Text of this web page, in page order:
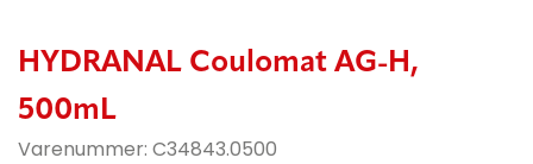
HYDRANAL Coulomat AG-H,
500mL
Varenummer: C34843.0500